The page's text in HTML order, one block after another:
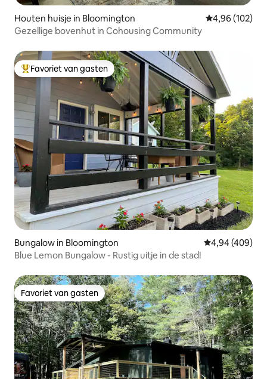
Houten huisje in Bloomington Gemiddelde
4,96 (102)
Gezellige bovenhut in Cohousing Community
Topfavoriet van gasten
Favoriet van gasten
Bungalow in Bloomington Gemiddelde
4,94 (409)
Blue Lemon Bungalow - Rustig uitje in de stad!
Favoriet van gasten
Favoriet van gasten